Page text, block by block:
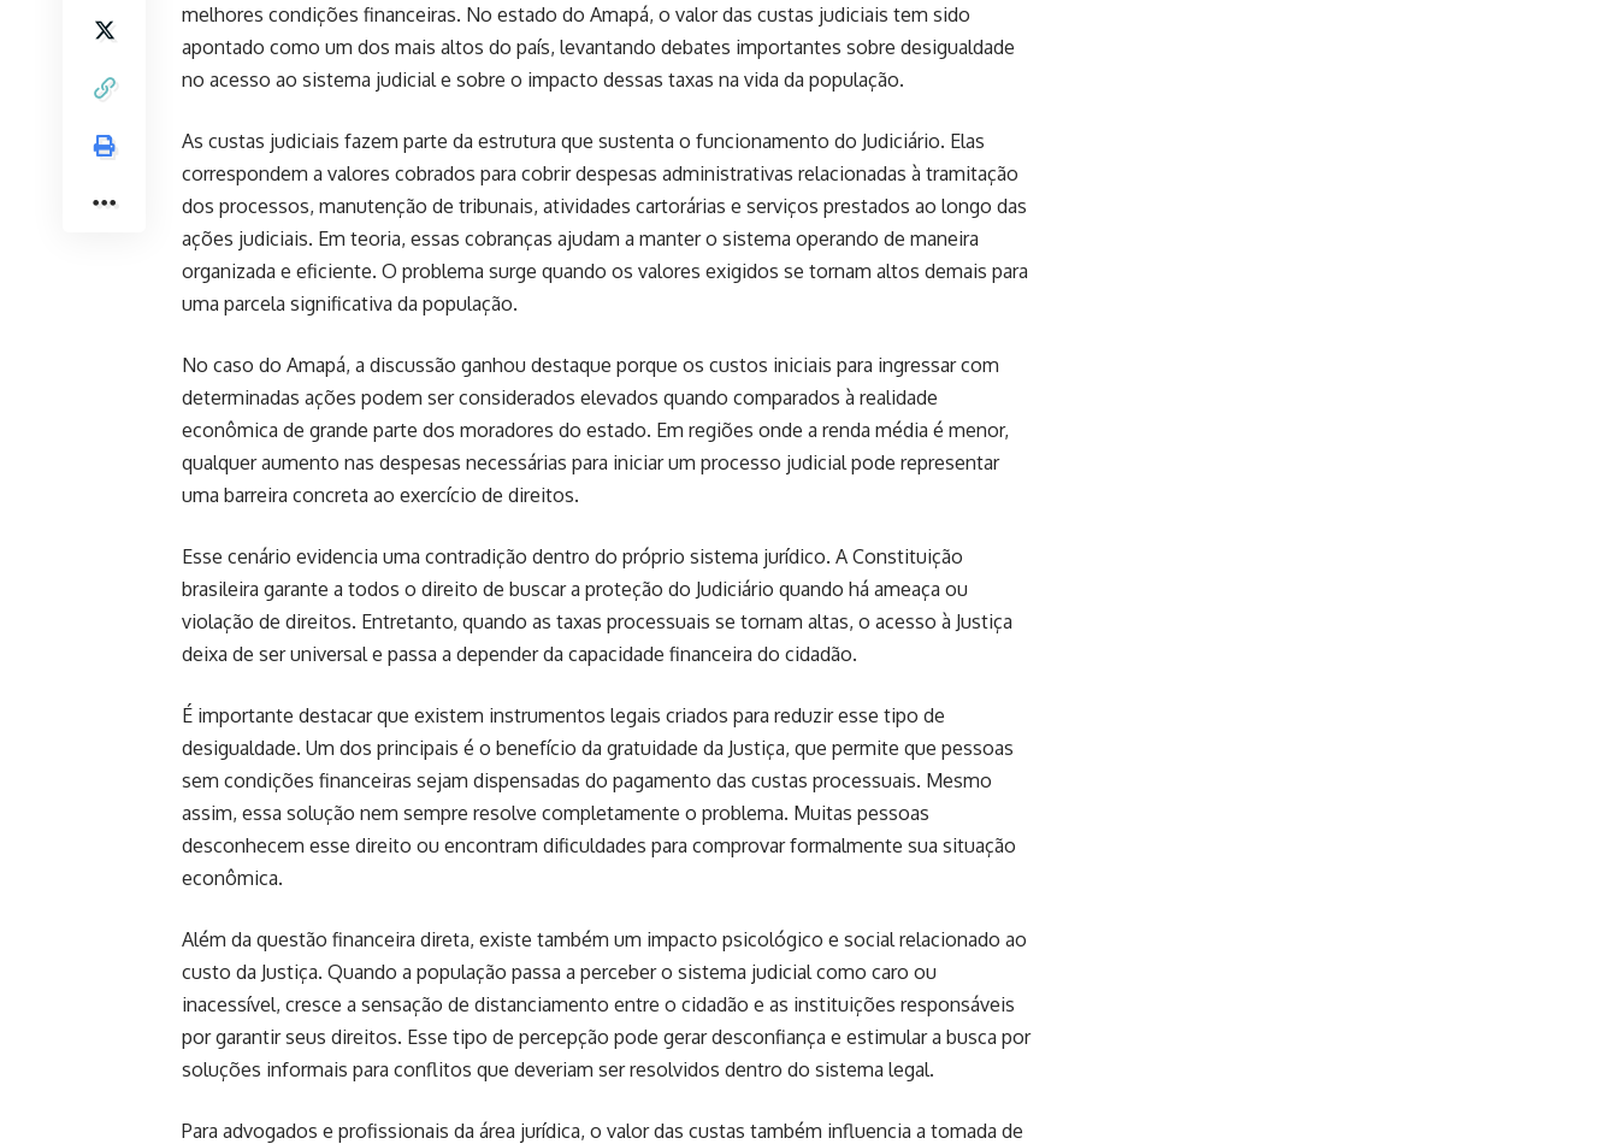
melhores condições financeiras. No estado do Amapá, o valor das custas judiciais tem sido
apontado como um dos mais altos do país, levantando debates importantes sobre desigualdade
no acesso ao sistema judicial e sobre o impacto dessas taxas na vida da população.
As custas judiciais fazem parte da estrutura que sustenta o funcionamento do Judiciário. Elas
correspondem a valores cobrados para cobrir despesas administrativas relacionadas à tramitação
dos processos, manutenção de tribunais, atividades cartorárias e serviços prestados ao longo das
ações judiciais. Em teoria, essas cobranças ajudam a manter o sistema operando de maneira
organizada e eficiente. O problema surge quando os valores exigidos se tornam altos demais para
uma parcela significativa da população.
No caso do Amapá, a discussão ganhou destaque porque os custos iniciais para ingressar com
determinadas ações podem ser considerados elevados quando comparados à realidade
econômica de grande parte dos moradores do estado. Em regiões onde a renda média é menor,
qualquer aumento nas despesas necessárias para iniciar um processo judicial pode representar
uma barreira concreta ao exercício de direitos.
Esse cenário evidencia uma contradição dentro do próprio sistema jurídico. A Constituição
brasileira garante a todos o direito de buscar a proteção do Judiciário quando há ameaça ou
violação de direitos. Entretanto, quando as taxas processuais se tornam altas, o acesso à Justiça
deixa de ser universal e passa a depender da capacidade financeira do cidadão.
É importante destacar que existem instrumentos legais criados para reduzir esse tipo de
desigualdade. Um dos principais é o benefício da gratuidade da Justiça, que permite que pessoas
sem condições financeiras sejam dispensadas do pagamento das custas processuais. Mesmo
assim, essa solução nem sempre resolve completamente o problema. Muitas pessoas
desconhecem esse direito ou encontram dificuldades para comprovar formalmente sua situação
econômica.
Além da questão financeira direta, existe também um impacto psicológico e social relacionado ao
custo da Justiça. Quando a população passa a perceber o sistema judicial como caro ou
inacessível, cresce a sensação de distanciamento entre o cidadão e as instituições responsáveis
por garantir seus direitos. Esse tipo de percepção pode gerar desconfiança e estimular a busca por
soluções informais para conflitos que deveriam ser resolvidos dentro do sistema legal.
Para advogados e profissionais da área jurídica, o valor das custas também influencia a tomada de